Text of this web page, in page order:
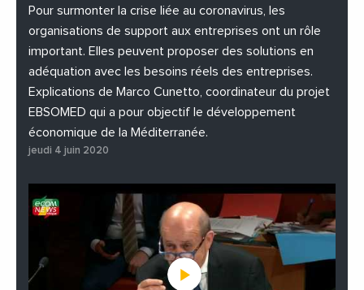
#PhotosEtVideos
Pour surmonter la crise liée au coronavirus, les
organisations de support aux entreprises ont un rôle
important. Elles peuvent proposer des solutions en
adéquation avec les besoins réels des entreprises.
Explications de Marco Cunetto, coordinateur du projet
EBSOMED qui a pour objectif le développement
économique de la Méditerranée.
jeudi 4 juin 2020